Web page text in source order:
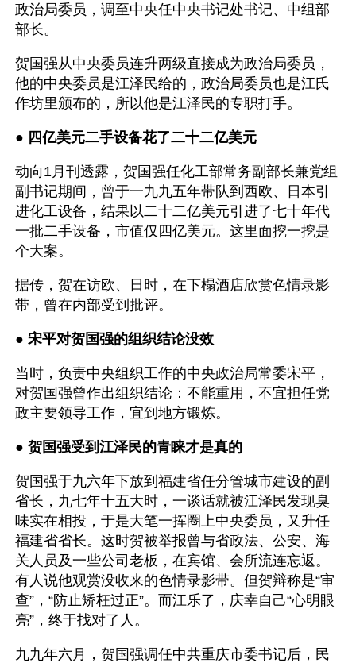
政治局委员，调至中央任中央书记处书记、中组部
部长。
贺国强从中央委员连升两级直接成为政治局委员，
他的中央委员是江泽民给的，政治局委员也是江氏
作坊里颁布的，所以他是江泽民的专职打手。
● 四亿美元二手设备花了二十二亿美元
动向1月刊透露，贺国强任化工部常务副部长兼党组
副书记期间，曾于一九九五年带队到西欧、日本引
进化工设备，结果以二十二亿美元引进了七十年代
一批二手设备，市值仅四亿美元。这里面挖一挖是
个大案。
据传，贺在访欧、日时，在下榻酒店欣赏色情录影
带，曾在内部受到批评。
● 宋平对贺国强的组织结论没效
当时，负责中央组织工作的中央政治局常委宋平，
对贺国强曾作出组织结论：不能重用，不宜担任党
政主要领导工作，宜到地方锻炼。
● 贺国强受到江泽民的青睐才是真的
贺国强于九六年下放到福建省任分管城市建设的副
省长，九七年十五大时，一谈话就被江泽民发现臭
味实在相投，于是大笔一挥圈上中央委员，又升任
福建省省长。这时贺被举报曾与省政法、公安、海
关人员及一些公司老板，在宾馆、会所流连忘返。
有人说他观赏没收来的色情录影带。但贺辩称是“审
查”，“防止矫枉过正”。而江乐了，庆幸自己“心明眼
亮”，终于找对了人。
九九年六月，贺国强调任中共重庆市委书记后，民